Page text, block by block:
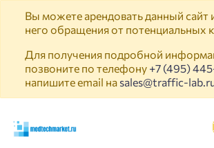
Вы можете арендовать данный сайт
него обращения от потенциальных
Для получения подробной
позвоните по телефону +7 (495)
напишите email на sales@traffic-